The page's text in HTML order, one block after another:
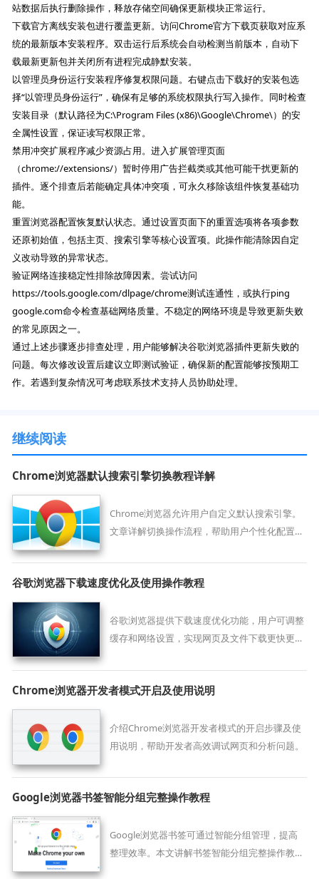
站数据后执行删除操作，释放存储空间确保更新模块正常运行。
下载官方离线安装包进行覆盖更新。访问Chrome官方下载页获取对应系
统的最新版本安装程序。双击运行后系统会自动检测当前版本，自动下
载最新更新包并关闭所有进程完成静默安装。
以管理员身份运行安装程序修复权限问题。右键点击下载好的安装包选
择“以管理员身份运行”，确保有足够的系统权限执行写入操作。同时检查
安装目录（默认路径为C:\Program Files (x86)\Google\Chrome\）的安
全属性设置，保证读写权限正常。
禁用冲突扩展程序减少资源占用。进入扩展管理页面
（chrome://extensions/）暂时停用广告拦截类或其他可能干扰更新的
插件。逐个排查后若能确定具体冲突项，可永久移除该组件恢复基础功
能。
重置浏览器配置恢复默认状态。通过设置页面下的重置选项将各项参数
还原初始值，包括主页、搜索引擎等核心设置项。此操作能清除因自定
义改动导致的异常状态。
验证网络连接稳定性排除故障因素。尝试访问
https://tools.google.com/dlpage/chrome测试连通性，或执行ping
google.com命令检查基础网络质量。不稳定的网络环境是导致更新失败
的常见原因之一。
通过上述步骤逐步排查处理，用户能够解决谷歌浏览器插件更新失败的
问题。每次修改设置后建议立即测试验证，确保新的配置能够按预期工
作。若遇到复杂情况可考虑联系技术支持人员协助处理。
继续阅读
Chrome浏览器默认搜索引擎切换教程详解
Chrome浏览器允许用户自定义默认搜索引擎。
文章详解切换操作流程，帮助用户个性化配置搜
谷歌浏览器下载速度优化及使用操作教程
谷歌浏览器提供下载速度优化功能，用户可调整
缓存和网络设置，实现网页及文件下载更快更稳
Chrome浏览器开发者模式开启及使用说明
介绍Chrome浏览器开发者模式的开启步骤及使
用说明，帮助开发者高效调试网页和分析问题。
Google浏览器书签智能分组完整操作教程
Google浏览器书签可通过智能分组管理，提高
整理效率。本文讲解书签智能分组完整操作教